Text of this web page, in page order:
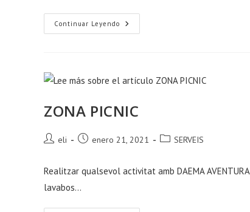
Continuar Leyendo RESTAURANTS
ZONA PICNIC
Autor
entrada:
eli
Publicación
entrada:
enero 21, 2021
Categoría
entrada:
SERVEIS
Realitzar qualsevol activitat amb DAEMA
lavabos…